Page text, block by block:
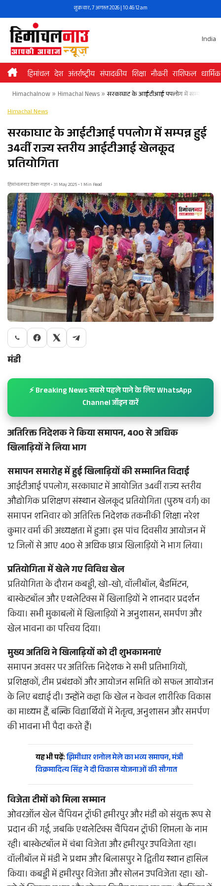
to
content
शुक्रवार, 7 अगस्त 2026 | 10:46:13 am
India
हिमांचल देश अंतर्राष्ट्रीय संपादकीय शिक्षा नौकरी राशिफल धार्मिक
Himachalnow» Himachal News» सरकाघाट के आईटीआई पपलोग में सम्पन्न हुई
Himachal News
सरकाघाट के आईटीआई पपलोग में सम्पन्न हुई
34वीं राज्य स्तरीय आईटीआई खेलकूद
प्रतियोगिता
हिमांचलनाउ डेस्क नाहन • 31 May 2025 • 1 Min Read
मंडी
⚡ Breaking News सबसे पहले पाने के लिए WhatsApp
Channel जॉइन करें
अतिरिक्त निदेशक ने किया समापन, 400 से अधिक
खिलाड़ियों ने लिया भाग
समापन समारोह में हुई खिलाड़ियों की सम्मानित विदाई
आईटीआई पपलोग, सरकाघाट में आयोजित 34वीं राज्य स्तरीय
औद्योगिक प्रशिक्षण संस्थान खेलकूद प्रतियोगिता (पुरुष वर्ग) का
समापन शनिवार को अतिरिक्त निदेशक तकनीकी शिक्षा नरेश
कुमार वर्मा की अध्यक्षता में हुआ। इस पांच दिवसीय आयोजन में
12 जिलों से आए 400 से अधिक छात्र खिलाड़ियों ने भाग लिया।
प्रतियोगिता में खेले गए विविध खेल
प्रतियोगिता के दौरान कबड्डी, खो-खो, वॉलीबॉल, बैडमिंटन,
बास्केटबॉल और एथलेटिक्स में खिलाड़ियों ने शानदार प्रदर्शन
किया। सभी मुकाबलों में खिलाड़ियों ने अनुशासन, समर्पण और
खेल भावना का परिचय दिया।
मुख्य अतिथि ने खिलाड़ियों को दी शुभकामनाएं
समापन अवसर पर अतिरिक्त निदेशक ने सभी प्रतिभागियों,
प्रशिक्षकों, टीम प्रबंधकों और आयोजन समिति को सफल आयोजन
के लिए बधाई दी। उन्होंने कहा कि खेल न केवल शारीरिक विकास
का माध्यम हैं, बल्कि विद्यार्थियों में नेतृत्व, अनुशासन और समर्पण
की भावना भी पैदा करते हैं।
यह भी पढ़ें:झिमीधार शनोल मेले का भव्य समापन, मंत्री
विक्रमादित्य सिंह ने दी विकास योजनाओं की सौगात
विजेता टीमों को मिला सम्मान
ओवरऑल खेल चैंपियन ट्रॉफी हमीरपुर और मंडी को संयुक्त रूप से
प्रदान की गई, जबकि एथलेटिक्स चैंपियन ट्रॉफी शिमला के नाम
रही। बास्केटबॉल में चंबा विजेता और हमीरपुर उपविजेता रहा।
वॉलीबॉल में मंडी ने प्रथम और बिलासपुर ने द्वितीय स्थान हासिल
किया। कबड्डी में हमीरपुर विजेता और सोलन उपविजेता रहा। खो-